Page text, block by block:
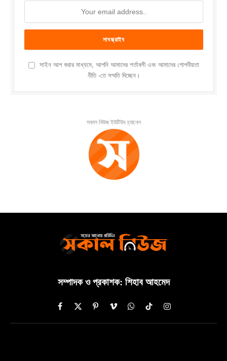
সাইন আপ করার মাধ্যমে, আপনি আমাদের শর্তাবলী এবং আমাদের গোপনীয়তা
নীতি -তে সম্মতি দিচ্ছেন।
সকাল নিউজ ইউটিউব চ্যানেল
সম্পাদক ও প্রকাশক: শিহাব আহমেদ
Facebook
X
(Twitter)
PinterestVimeoWhatsAppTikTokInstagram